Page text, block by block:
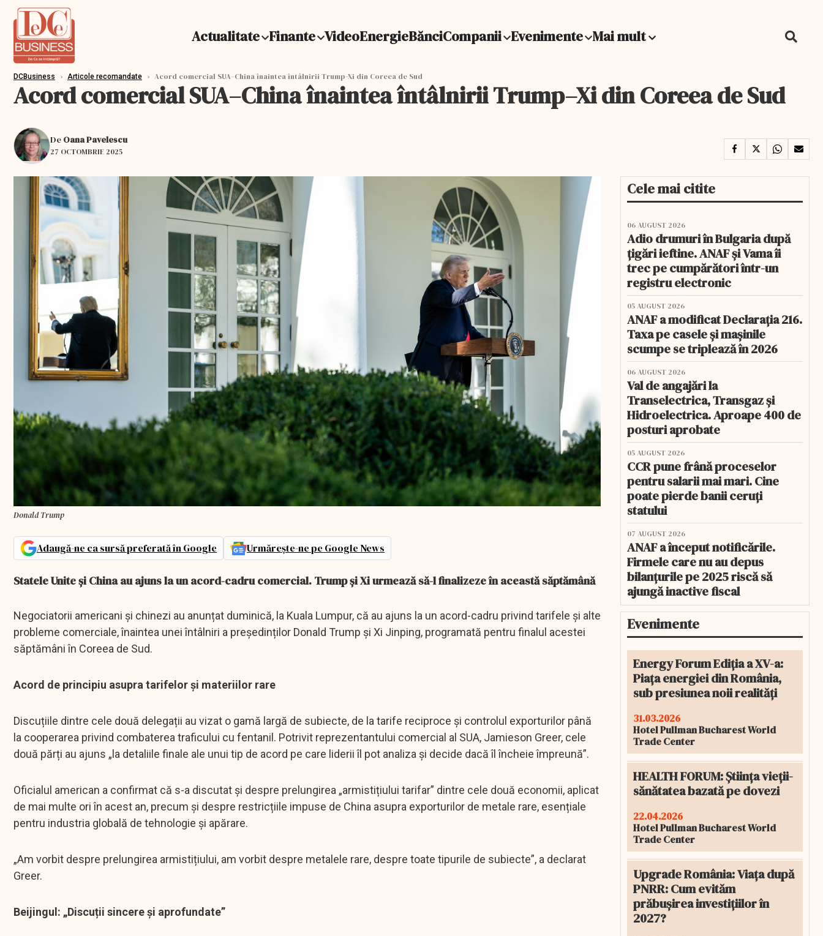
Actualitate Finante VideoEnergieBănciCompanii Evenimente Mai mult
DCBusiness › Articole recomandate › Acord comercial SUA–China înaintea întâlnirii Trump–Xi din Coreea de Sud
Acord comercial SUA–China înaintea întâlnirii Trump–Xi din Coreea de Sud
De Oana Pavelescu
27 OCTOMBRIE 2025
Donald Trump
Adaugă-ne ca sursă preferată în Google Urmărește-ne pe Google News
Statele Unite și China au ajuns la un acord-cadru comercial. Trump și Xi urmează să-l finalizeze în această săptămână
Negociatorii americani și chinezi au anunțat duminică, la Kuala Lumpur, că au ajuns la un acord-cadru privind tarifele și alte
probleme comerciale, înaintea unei întâlniri a președinților Donald Trump și Xi Jinping, programată pentru finalul acestei
săptămâni în Coreea de Sud.
Acord de principiu asupra tarifelor și materiilor rare
Discuțiile dintre cele două delegații au vizat o gamă largă de subiecte, de la tarife reciproce și controlul exporturilor până
la cooperarea privind combaterea traficului cu fentanil. Potrivit reprezentantului comercial al SUA, Jamieson Greer, cele
două părți au ajuns „la detaliile finale ale unui tip de acord pe care liderii îl pot analiza și decide dacă îl încheie împreună”.
Oficialul american a confirmat că s-a discutat și despre prelungirea „armistițiului tarifar” dintre cele două economii, aplicat
de mai multe ori în acest an, precum și despre restricțiile impuse de China asupra exporturilor de metale rare, esențiale
pentru industria globală de tehnologie și apărare.
„Am vorbit despre prelungirea armistițiului, am vorbit despre metalele rare, despre toate tipurile de subiecte”, a declarat
Greer.
Beijingul: „Discuții sincere și aprofundate”
Cele mai citite
06 AUGUST 2026
Adio drumuri în Bulgaria după
țigări ieftine. ANAF și Vama îi
trec pe cumpărători într-un
registru electronic
05 AUGUST 2026
ANAF a modificat Declarația 216.
Taxa pe casele și mașinile
scumpe se triplează în 2026
06 AUGUST 2026
Val de angajări la
Transelectrica, Transgaz și
Hidroelectrica. Aproape 400 de
posturi aprobate
05 AUGUST 2026
CCR pune frână proceselor
pentru salarii mai mari. Cine
poate pierde banii ceruți
statului
07 AUGUST 2026
ANAF a început notificările.
Firmele care nu au depus
bilanțurile pe 2025 riscă să
ajungă inactive fiscal
Evenimente
Energy Forum Ediția a XV-a:
Piața energiei din România,
sub presiunea noii realități
31.03.2026
Hotel Pullman Bucharest World
Trade Center
HEALTH FORUM: Știința vieții-
sănătatea bazată pe dovezi
22.04.2026
Hotel Pullman Bucharest World
Trade Center
Upgrade România: Viața după
PNRR: Cum evităm
prăbușirea investițiilor în
2027?